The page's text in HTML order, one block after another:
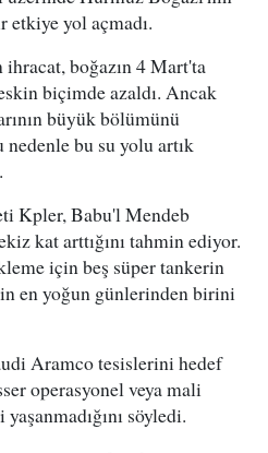
etkiye yol açmadı.
boğazın 4 Mart'ta
biçimde azaldı. Ancak
büyük bölümünü
nedenle bu su yolu artık
Kpler, Babu'l Mendeb
kat arttığını tahmin ediyor.
için beş süper tankerin
en yoğun günlerinden birini
Aramco tesislerini hedef
operasyonel veya mali
söyledi.